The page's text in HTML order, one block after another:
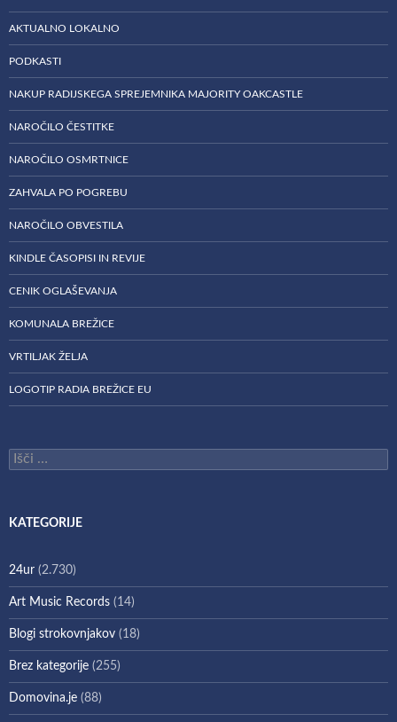
AKTUALNO LOKALNO
PODKASTI
NAKUP RADIJSKEGA SPREJEMNIKA MAJORITY OAKCASTLE
NAROČILO ČESTITKE
NAROČILO OSMRTNICE
ZAHVALA PO POGREBU
NAROČILO OBVESTILA
KINDLE ČASOPISI IN REVIJE
CENIK OGLAŠEVANJA
KOMUNALA BREŽICE
VRTILJAK ŽELJA
LOGOTIP RADIA BREŽICE EU
Išči:
KATEGORIJE
24ur (2.730)
Art Music Records (14)
Blogi strokovnjakov (18)
Brez kategorije (255)
Domovina.je (88)